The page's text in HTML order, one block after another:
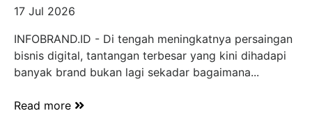
17 Jul 2026
INFOBRAND.ID - Di tengah meningkatnya persaingan
bisnis digital, tantangan terbesar yang kini dihadapi
banyak brand bukan lagi sekadar bagaimana...
Read more